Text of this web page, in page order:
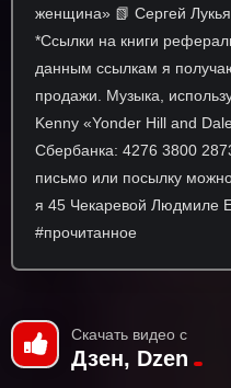
женщина» 📗 Сергей
*Ссылки на книги
данным ссылкам я
продажи. Музыка,
Kenny «Yonder Hill and
Сбербанка: 4276 3800
письмо или посылку
я 45 Чекаревой Людмиле
#прочитанное
Скачать видео с
Дзен, Dzen